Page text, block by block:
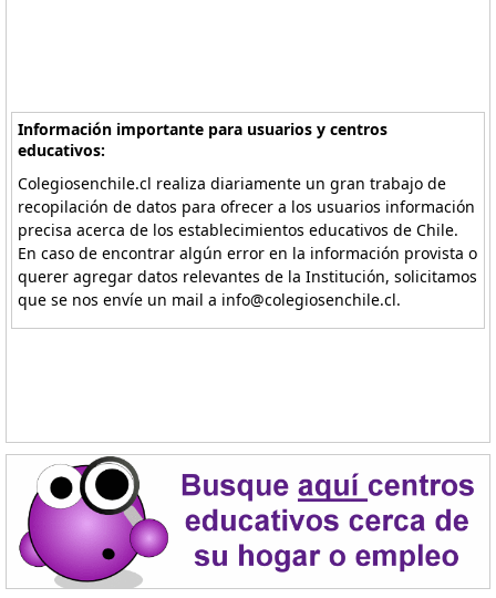
Información importante para usuarios y centros
educativos:
Colegiosenchile.cl realiza diariamente un gran trabajo de
recopilación de datos para ofrecer a los usuarios información
precisa acerca de los establecimientos educativos de Chile.
En caso de encontrar algún error en la información provista o
querer agregar datos relevantes de la Institución, solicitamos
que se nos envíe un mail a info@colegiosenchile.cl.